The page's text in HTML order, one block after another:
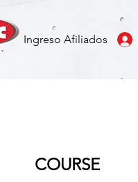
Ingreso Afiliados
COURSE